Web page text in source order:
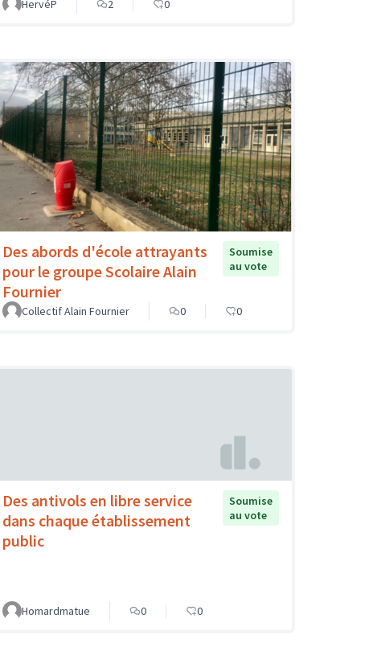
HervéP 2 0
Des abords d'école attrayants
pour le groupe Scolaire Alain
Fournier
Soumise
au vote
Collectif Alain Fournier 0 0
Des antivols en libre service
dans chaque établissement
public
Soumise
au vote
Homardmatue 0 0